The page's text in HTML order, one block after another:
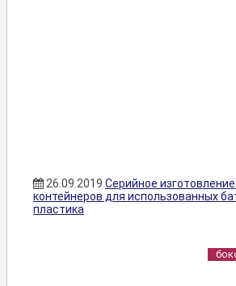
26.09.2019 Серийное
контейнеров для использованных
пластика